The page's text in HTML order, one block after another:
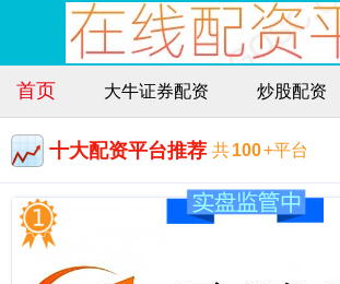
首页 大牛证券配资 炒股配资
十大配资平台推荐 共100+平台